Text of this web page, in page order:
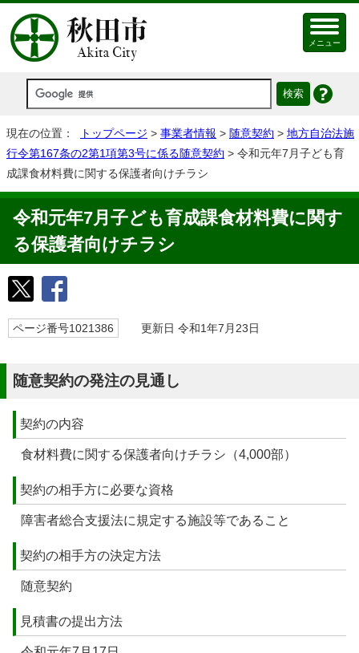
メニュー
現在の位置： トップページ > 事業者情報 > 随意契約 > 地方自治法施
行令第167条の2第1項第3号に係る随意契約 > 令和元年7月子ども育
成課食材料費に関する保護者向けチラシ
令和元年7月子ども育成課食材料費に関す
る保護者向けチラシ
ページ番号1021386 更新日 令和1年7月23日
随意契約の発注の見通し
契約の内容
食材料費に関する保護者向けチラシ（4,000部）
契約の相手方に必要な資格
障害者総合支援法に規定する施設等であること
契約の相手方の決定方法
随意契約
見積書の提出方法